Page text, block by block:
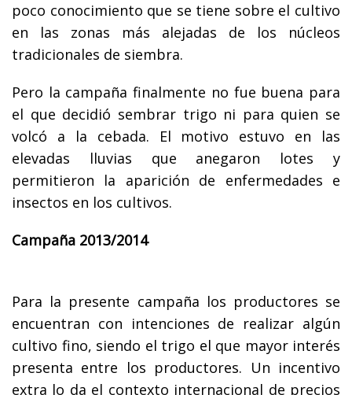
poco conocimiento que se tiene sobre el cultivo
en las zonas más alejadas de los núcleos
tradicionales de siembra.
Pero la campaña finalmente no fue buena para
el que decidió sembrar trigo ni para quien se
volcó a la cebada. El motivo estuvo en las
elevadas lluvias que anegaron lotes y
permitieron la aparición de enfermedades e
insectos en los cultivos.
Campaña 2013/2014
Para la presente campaña los productores se
encuentran con intenciones de realizar algún
cultivo fino, siendo el trigo el que mayor interés
presenta entre los productores. Un incentivo
extra lo da el contexto internacional de precios